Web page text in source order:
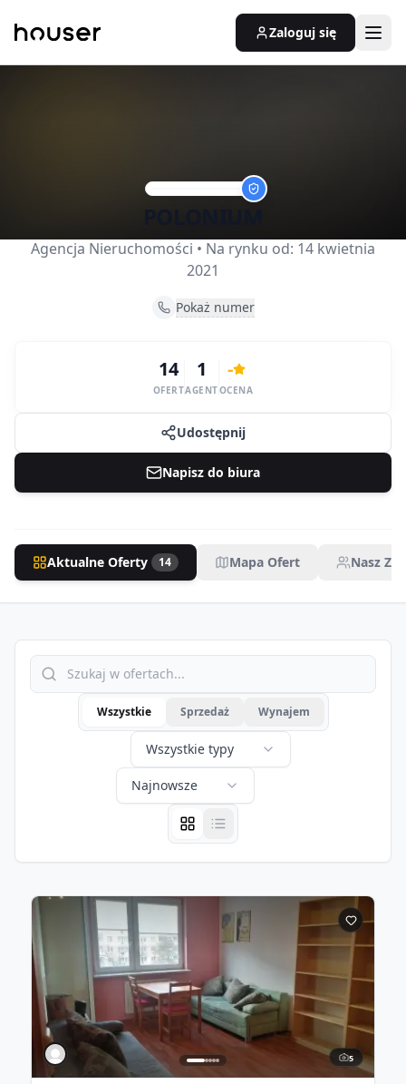
Zaloguj się
POLONIUM
Agencja Nieruchomości • Na rynku od: 14 kwietnia
2021
Pokaż numer
14
OFERT
1
AGENT
-
OCENA
Udostępnij
Napisz do biura
Aktualne Oferty 14 Mapa Ofert Nasz
Wszystkie Sprzedaż Wynajem
Wszystkie typy
Najnowsze
5